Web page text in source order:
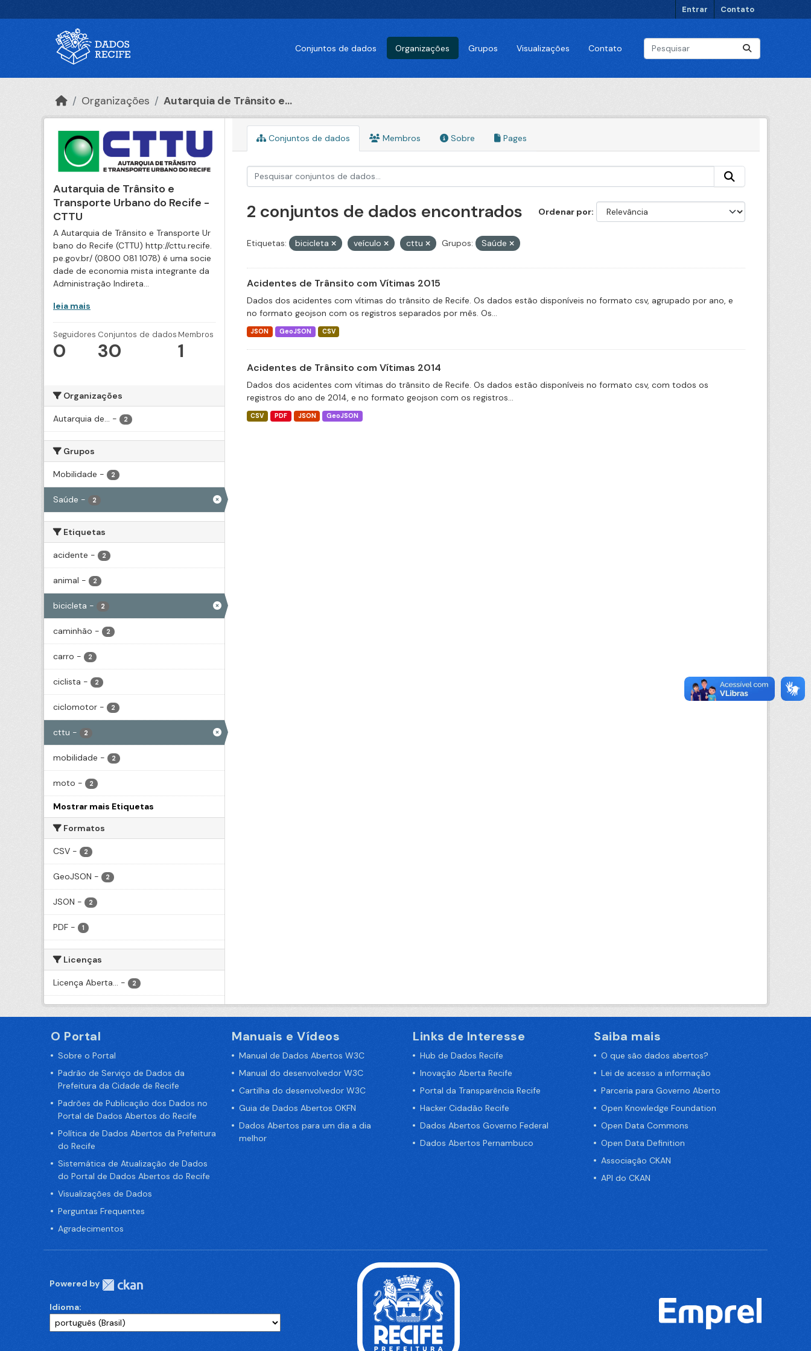
Entrar Contato
Conjuntos de dados Organizações Grupos Visualizações Contato
Organizações Autarquia de Trânsito e...
Autarquia de Trânsito e
Transporte Urbano do Recife -
CTTU
A Autarquia de Trânsito e Transporte Ur
bano do Recife (CTTU) http://cttu.recife.
pe.gov.br/ (0800 081 1078) é uma socie
dade de economia mista integrante da
Administração Indireta...
leia mais
Seguidores
0
Conjuntos de dados
30
Membros
1
Organizações
Autarquia de... - 2
Grupos
Mobilidade - 2
Saúde - 2
Etiquetas
acidente - 2
animal - 2
bicicleta - 2
caminhão - 2
carro - 2
ciclista - 2
ciclomotor - 2
cttu - 2
mobilidade - 2
moto - 2
Mostrar mais Etiquetas
Formatos
CSV - 2
GeoJSON - 2
JSON - 2
PDF - 1
Licenças
Licença Aberta... - 2
Conjuntos de dados Membros Sobre Pages
Ordenar por
2 conjuntos de dados encontrados
Etiquetas: bicicleta veículo cttu Grupos: Saúde
Acidentes de Trânsito com Vítimas 2015
Dados dos acidentes com vítimas do trânsito de Recife. Os dados estão disponíveis no formato csv, agrupado por ano, e
no formato geojson com os registros separados por mês. Os...
JSON GeoJSON CSV
Acidentes de Trânsito com Vítimas 2014
Dados dos acidentes com vítimas do trânsito de Recife. Os dados estão disponíveis no formato csv, com todos os
registros do ano de 2014, e no formato geojson com os registros...
CSV PDF JSON GeoJSON
O Portal
Sobre o Portal
Padrão de Serviço de Dados da
Prefeitura da Cidade de Recife
Padrões de Publicação dos Dados no
Portal de Dados Abertos do Recife
Política de Dados Abertos da Prefeitura
do Recife
Sistemática de Atualização de Dados
do Portal de Dados Abertos do Recife
Visualizações de Dados
Perguntas Frequentes
Agradecimentos
Manuais e Vídeos
Manual de Dados Abertos W3C
Manual do desenvolvedor W3C
Cartilha do desenvolvedor W3C
Guia de Dados Abertos OKFN
Dados Abertos para um dia a dia
melhor
Links de Interesse
Hub de Dados Recife
Inovação Aberta Recife
Portal da Transparência Recife
Hacker Cidadão Recife
Dados Abertos Governo Federal
Dados Abertos Pernambuco
Saiba mais
O que são dados abertos?
Lei de acesso a informação
Parceria para Governo Aberto
Open Knowledge Foundation
Open Data Commons
Open Data Definition
Associação CKAN
API do CKAN
Powered by
Idioma